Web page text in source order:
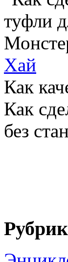
Хай
Как
Как
без